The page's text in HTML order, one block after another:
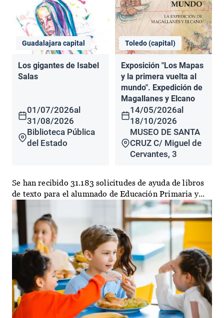
Guadalajara capital
Los gigantes de Isabel
Salas
01/07/2026al
31/08/2026
Biblioteca Pública
del Estado
Toledo (capital)
Exposición "Los Mapas
y la primera vuelta al
mundo". Expedición de
Magallanes y Elcano
14/05/2026al
18/10/2026
MUSEO DE SANTA
CRUZ C/ Miguel de
Cervantes, 3
Se han recibido 31.183 solicitudes de ayuda de libros
de texto para el alumnado de Educación Primaria y...